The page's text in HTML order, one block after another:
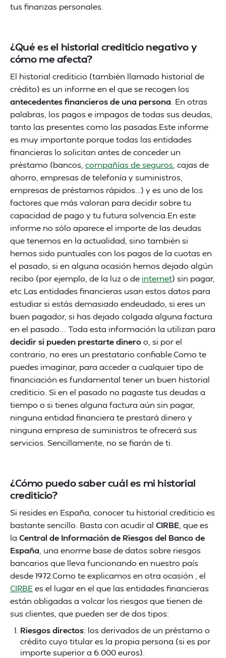
tus finanzas personales.
¿Qué es el historial crediticio negativo y
cómo me afecta?
El historial crediticio (también llamado historial de
crédito) es un informe en el que se recogen los
antecedentes financieros de una persona . En otras
palabras, los pagos e impagos de todas sus deudas,
tanto las presentes como las pasadas.Este informe
es muy importante porque todas las entidades
financieras lo solicitan antes de conceder un
préstamo (bancos, compañías de seguros , cajas de
ahorro, empresas de telefonía y suministros,
empresas de préstamos rápidos...) y es uno de los
factores que más valoran para decidir sobre tu
capacidad de pago y tu futura solvencia.En este
informe no sólo aparece el importe de las deudas
que tenemos en la actualidad, sino también si
hemos sido puntuales con los pagos de la cuotas en
el pasado, si en alguna ocasión hemos dejado algún
recibo (por ejemplo, de la luz o de internet) sin pagar,
etc.Las entidades financieras usan estos datos para
estudiar si estás demasiado endeudado, si eres un
buen pagador, si has dejado colgada alguna factura
en el pasado… Toda esta información la utilizan para
decidir si pueden prestarte dineroo, si por el
contrario, no eres un prestatario confiable.Como te
puedes imaginar, para acceder a cualquier tipo de
financiación es fundamental tener un buen historial
crediticio. Si en el pasado no pagaste tus deudas a
tiempo o si tienes alguna factura aún sin pagar,
ninguna entidad financiera te prestará dinero y
ninguna empresa de suministros te ofrecerá sus
servicios. Sencillamente, no se fiarán de ti.
¿Cómo puedo saber cuál es mi historial
crediticio?
Si resides en España, conocer tu historial crediticio es
bastante sencillo. Basta con acudir al CIRBE , que es
la Central de Información de Riesgos del Banco de
España , una enorme base de datos sobre riesgos
bancarios que lleva funcionando en nuestro país
desde 1972.Como te explicamos en otra ocasión , el
CIRBE es el lugar en el que las entidades financieras
están obligadas a volcar los riesgos que tienen de
sus clientes, que pueden ser de dos tipos:
Riesgos directos: los derivados de un préstamo o
crédito cuyo titular es la propia persona (si es por
importe superior a 6.000 euros).